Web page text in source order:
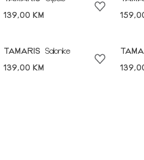
139,00 KM
TAMARIS
Salonke
139,00 KM